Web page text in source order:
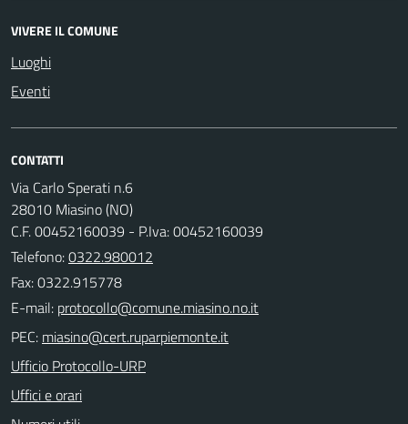
VIVERE IL COMUNE
Luoghi
Eventi
CONTATTI
Via Carlo Sperati n.6
28010 Miasino (NO)
C.F. 00452160039 - P.Iva: 00452160039
Telefono:0322.980012
Fax: 0322.915778
E-mail:
PEC:
Ufficio Protocollo-URP
Uffici e orari